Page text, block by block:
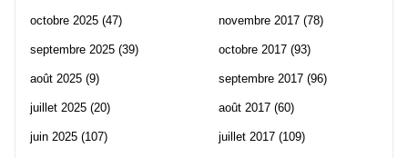
octobre 2025 (47)
septembre 2025 (39)
août 2025 (9)
juillet 2025 (20)
juin 2025 (107)
novembre 2017 (78)
octobre 2017 (93)
septembre 2017 (96)
août 2017 (60)
juillet 2017 (109)